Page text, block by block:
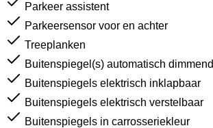
Parkeer assistent
Parkeersensor voor en achter
Treeplanken
Buitenspiegel(s) automatisch dimmend
Buitenspiegels elektrisch inklapbaar
Buitenspiegels elektrisch verstelbaar
Buitenspiegels in carrosseriekleur